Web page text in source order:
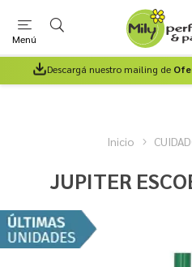
Menú
Descargá nuestro mailing de
Inicio
JUPITER